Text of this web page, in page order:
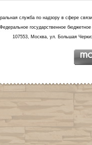
служба по надзору в сфере
государственное
107553, Москва, ул. Большая